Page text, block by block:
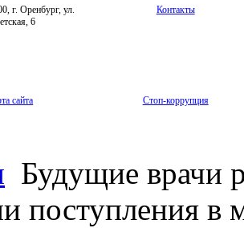
г. Оренбург, ул.
6
Контакты
сайта Стоп-коррупция
Будущие врачи
поступления в